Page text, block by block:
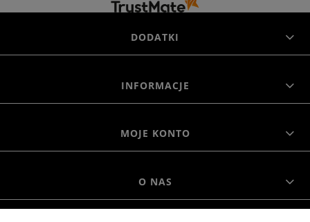
DODATKI
INFORMACJE
MOJE KONTO
O NAS